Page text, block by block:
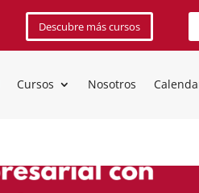
Descubre más cursos
Cursos Nosotros